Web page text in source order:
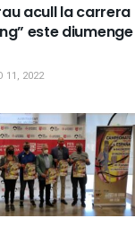
acull la carrera
este diumenge
11, 2022